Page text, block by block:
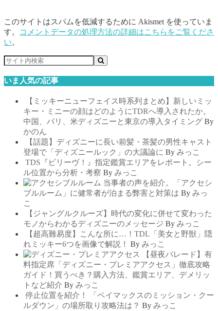
このサイトはスパムを低減するために Akismet を使っていま
す。
コメントデータの処理方法の詳細はこちらをご覧くださ
い。
いま人気の記事
【ミッキーニューフェイス時系列まとめ】新しいミッ
キー・ミニーの顔はどのようにTDRへ導入されたか。
中国、パリ、米ディズニーと東京の導入タイミング By
かのん
【話題】ディズニーに長い前髪・茶髪の男性キャスト
登場で「ディズニールック」の大議論に By みっこ
TDS『ビリーヴ！』指定鑑賞エリアをレポート。シー
ル位置から分析・考察 By みっこ
当事者の声を紹介。「アクセシ
ブルルーム」に健常者が泊まる弊害と対策は By みっ
こ
【ジャングルクルーズ】時代の変化に併せて変わった
モノからわかるディズニーのメッセージ By みっこ
【超高難易度】こんな所に…！TDL「美女と野獣」隠
れミッキー6つを画像で解説！
By みっこ
【昼夜パレード】有
料指定席「ディズニー・プレミアアクセス」徹底攻略
ガイド！買うべき？購入方法、鑑賞エリア、デメリッ
トなど紹介 By みっこ
停止位置を紹介！ 「ベイマックスのミッション・クー
ルダウン」の場所取り攻略法は？ By みっこ